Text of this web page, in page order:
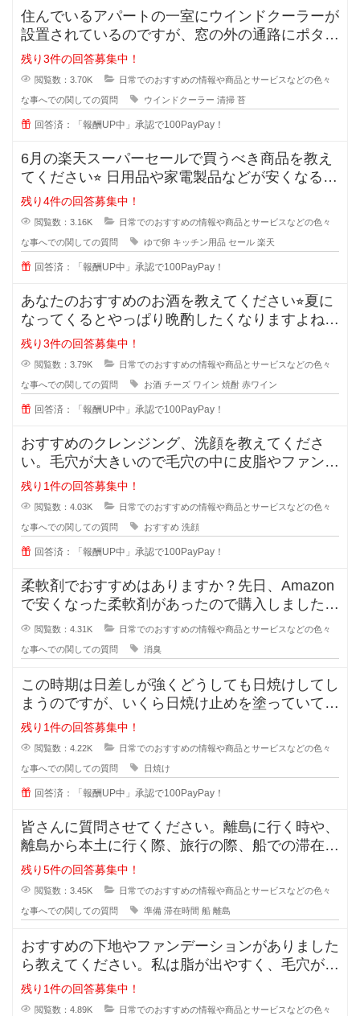
住んでいるアパートの一室にウインドクーラーが
設置されているのですが、窓の外の通路にポタポ
タ水が流れるので、すぐに緑のコケ
残り3件の回答募集中！
閲覧数：3.70K 日常でのおすすめの情報や商品とサービスなどの色々
な事へでの関しての質問 ウインドクーラー 清掃 苔
回答済：「報酬UP中」承認で100PayPay！
6月の楽天スーパーセールで買うべき商品を教え
てください⭐︎ 日用品や家電製品などが安くなる楽
天スーパ
残り4件の回答募集中！
閲覧数：3.16K 日常でのおすすめの情報や商品とサービスなどの色々
な事へでの関しての質問 ゆで卵 キッチン用品 セール 楽天
回答済：「報酬UP中」承認で100PayPay！
あなたのおすすめのお酒を教えてください⭐︎夏に
なってくるとやっぱり晩酌したくなりますよね。
でも糖質などが気
残り3件の回答募集中！
閲覧数：3.79K 日常でのおすすめの情報や商品とサービスなどの色々
な事へでの関しての質問 お酒 チーズ ワイン 焼酎 赤ワイン
回答済：「報酬UP中」承認で100PayPay！
おすすめのクレンジング、洗顔を教えてくださ
い。毛穴が大きいので毛穴の中に皮脂やファンデ
ーションが残りやすいです。
残り1件の回答募集中！
閲覧数：4.03K 日常でのおすすめの情報や商品とサービスなどの色々
な事へでの関しての質問 おすすめ 洗顔
回答済：「報酬UP中」承認で100PayPay！
柔軟剤でおすすめはありますか？先日、Amazon
で安くなった柔軟剤があったので購入しました
が、苦手な匂いでした。
閲覧数：4.31K 日常でのおすすめの情報や商品とサービスなどの色々
な事へでの関しての質問 消臭
この時期は日差しが強くどうしても日焼けしてし
まうのですが、いくら日焼け止めを塗っていても
半袖のあとはできてしまいます。
残り1件の回答募集中！
閲覧数：4.22K 日常でのおすすめの情報や商品とサービスなどの色々
な事へでの関しての質問 日焼け
回答済：「報酬UP中」承認で100PayPay！
皆さんに質問させてください。離島に行く時や、
離島から本土に行く際、旅行の際、船での滞在時
間が3時間ほどと長い場合、小さい
残り5件の回答募集中！
閲覧数：3.45K 日常でのおすすめの情報や商品とサービスなどの色々
な事へでの関しての質問 準備 滞在時間 船 離島
おすすめの下地やファンデーションがありました
ら教えてください。私は脂が出やすく、毛穴が目
立っています。いわゆるいちごバナ
残り1件の回答募集中！
閲覧数：4.89K 日常でのおすすめの情報や商品とサービスなどの色々